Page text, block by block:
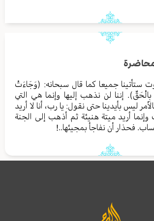
ستأتينا جميعا كما قال سبحانه: (وَجَاءَتْ
إننا لن نذهب إليها وإنما هي التي
ليس بأيدينا حتى نقول: يا رب، أنا لا أريد
أريد ميتة هنيئة ثم أذهب إلى الجنة
فحذار أن نفاجأ بمجيئها..!